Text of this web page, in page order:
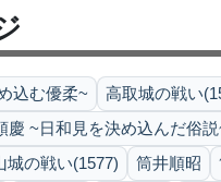
込む優柔~
高取城の戦い
慶 ~日和見を決め込んだ俗
城の戦い(1577) 筒井順昭